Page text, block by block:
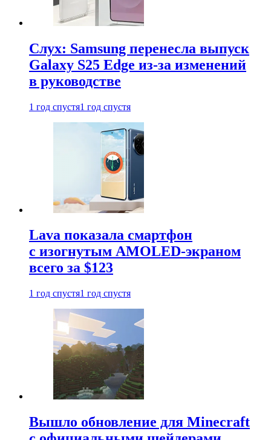
Слух: Samsung перенесла выпуск
Galaxy S25 Edge из-за изменений
в руководстве
1 год спустя1 год спустя
Lava показала смартфон
с изогнутым AMOLED-экраном
всего за $123
1 год спустя1 год спустя
Вышло обновление для Minecraft